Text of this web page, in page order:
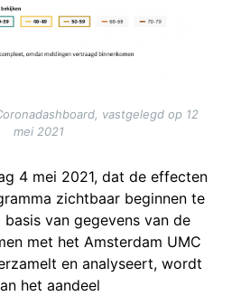
vastgelegd op 12
mei 2021
4 mei 2021, dat de effecten
zichtbaar beginnen te
van gegevens van de
met het Amsterdam UMC
en analyseert, wordt
het aandeel